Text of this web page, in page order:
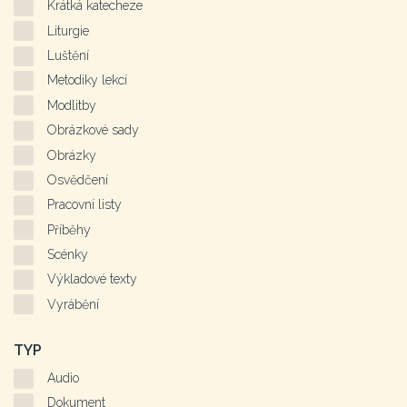
Krátká katecheze
Liturgie
Luštění
Metodiky lekcí
Modlitby
Obrázkové sady
Obrázky
Osvědčení
Pracovní listy
Příběhy
Scénky
Výkladové texty
Vyrábění
TYP
Audio
Dokument